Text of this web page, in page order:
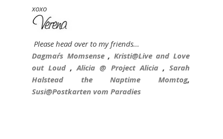
xoxo
Please head over to my friends...
Dagmar´s Momsense, Kristi@Live and Love
out Loud,Alicia @ Project Alicia, Sarah
Halstead the Naptime Momtog,
Susi@Postkarten vom Paradies